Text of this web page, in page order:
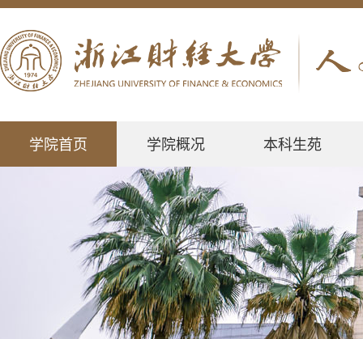
学院首页 学院概况 本科生苑